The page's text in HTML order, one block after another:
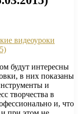
будут интересны
в них показаны
и
творчества в
и, что